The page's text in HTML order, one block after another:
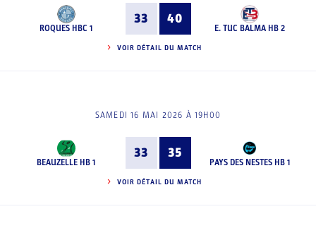
ROQUES HBC 1
33 40
E. TUC BALMA HB 2
VOIR DÉTAIL DU MATCH
SAMEDI 16 MAI 2026 À 19H00
BEAUZELLE HB 1
33 35
PAYS DES NESTES HB 1
VOIR DÉTAIL DU MATCH